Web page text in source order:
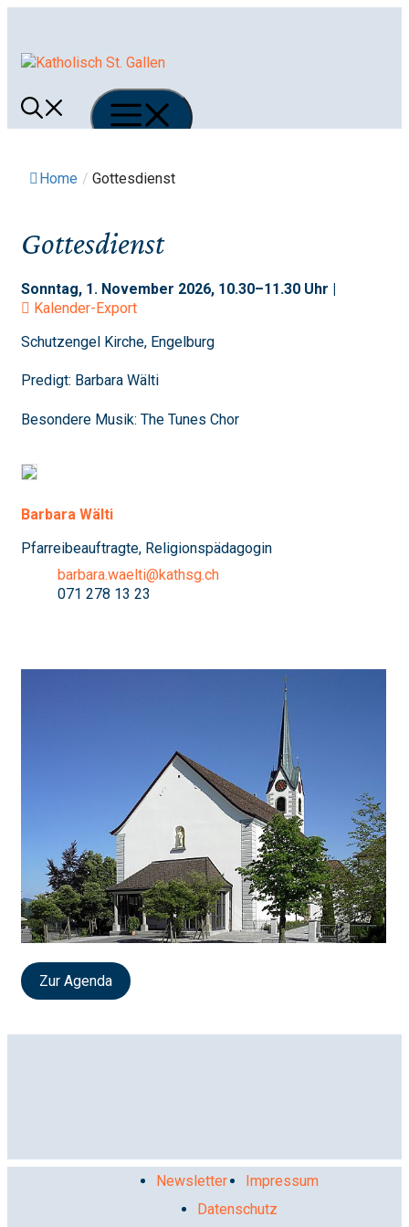
Inhalt
Menü
Home / Gottesdienst
Gottesdienst
Sonntag, 1. November 2026, 10.30–11.30 Uhr |
Kalender-Export
Schutzengel Kirche, Engelburg
Predigt: Barbara Wälti
Besondere Musik: The Tunes Chor
Barbara Wälti
Pfarreibeauftragte, Religionspädagogin
barbara.waelti@kathsg.ch
071 278 13 23
Zur Agenda
Newsletter
Impressum
Datenschutz